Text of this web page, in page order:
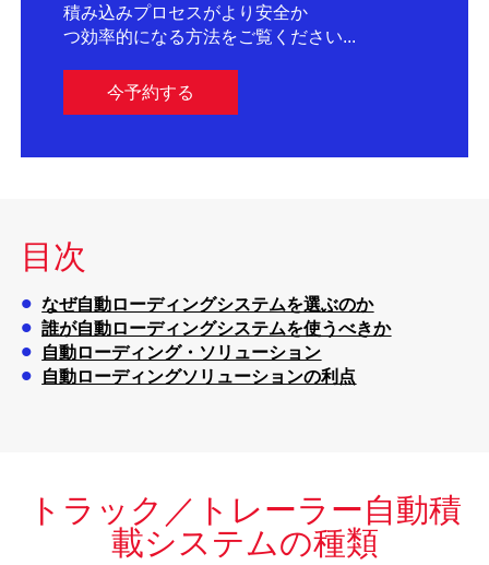
積み込みプロセスがより安全か
つ効率的になる方法をご覧ください...
今予約する
目次
なぜ自動ローディングシステムを選ぶのか
誰が自動ローディングシステムを使うべきか
自動ローディング・ソリューション
自動ローディングソリューションの利点
トラック／トレーラー自動積
載システムの種類